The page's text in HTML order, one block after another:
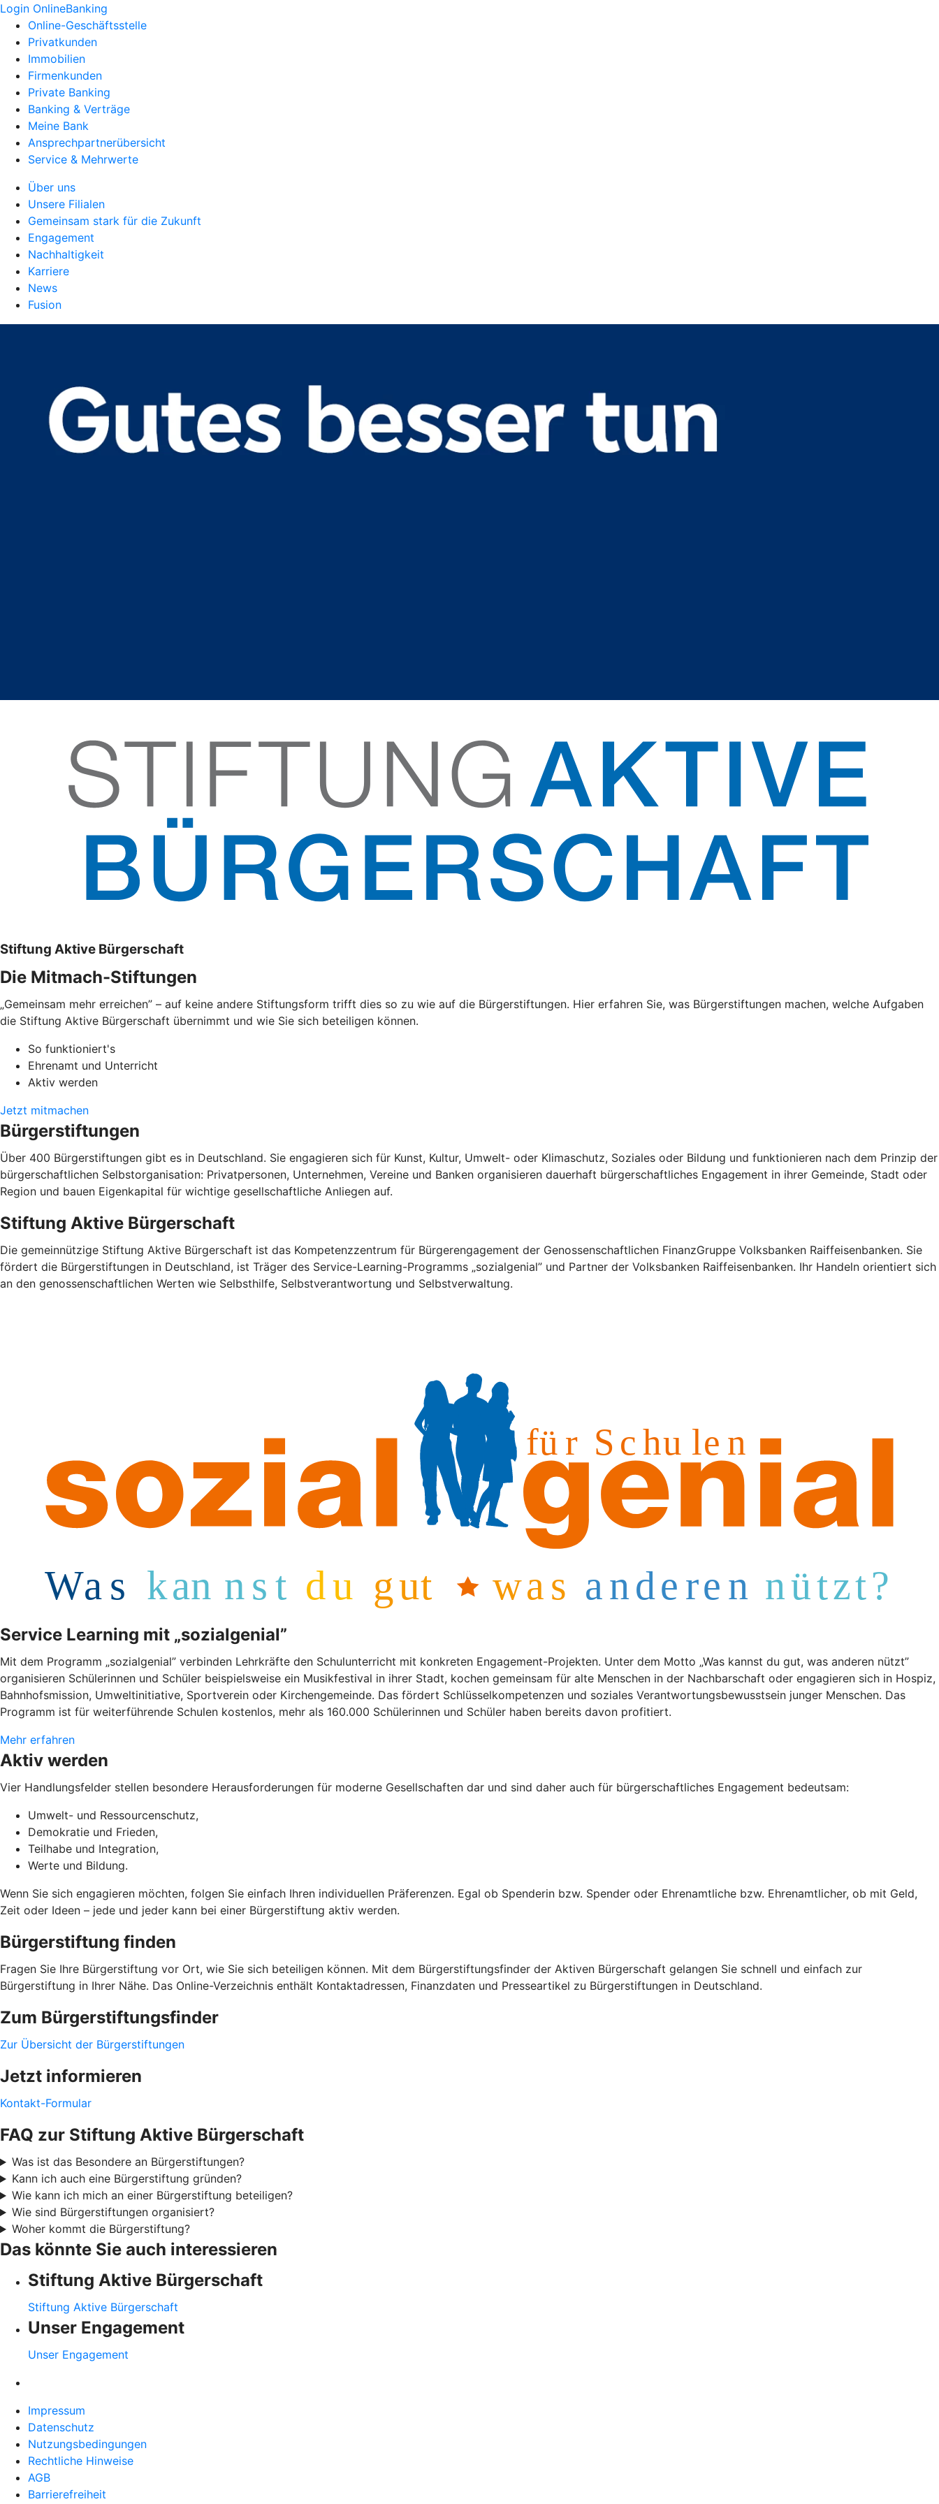
Login OnlineBanking
Online-Geschäftsstelle
Privatkunden
Immobilien
Firmenkunden
Private Banking
Banking & Verträge
Meine Bank
Ansprechpartnerübersicht
Service & Mehrwerte
Über uns
Unsere Filialen
Gemeinsam stark für die Zukunft
Engagement
Nachhaltigkeit
Karriere
News
Fusion
Stiftung Aktive Bürgerschaft
Die Mitmach-Stiftungen
„Gemeinsam mehr erreichen” – auf keine andere Stiftungsform trifft dies so zu wie auf die Bürgerstiftungen. Hier erfahren Sie, was Bürgerstiftungen machen, welche Aufgaben
die Stiftung Aktive Bürgerschaft übernimmt und wie Sie sich beteiligen können.
So funktioniert's
Ehrenamt und Unterricht
Aktiv werden
Jetzt mitmachen
Bürgerstiftungen
Über 400 Bürgerstiftungen gibt es in Deutschland. Sie engagieren sich für Kunst, Kultur, Umwelt- oder Klimaschutz, Soziales oder Bildung und funktionieren nach dem Prinzip der
bürgerschaftlichen Selbstorganisation: Privatpersonen, Unternehmen, Vereine und Banken organisieren dauerhaft bürgerschaftliches Engagement in ihrer Gemeinde, Stadt oder
Region und bauen Eigenkapital für wichtige gesellschaftliche Anliegen auf.
Stiftung Aktive Bürgerschaft
Die gemeinnützige Stiftung Aktive Bürgerschaft ist das Kompetenzzentrum für Bürgerengagement der Genossenschaftlichen FinanzGruppe Volksbanken Raiffeisenbanken. Sie
fördert die Bürgerstiftungen in Deutschland, ist Träger des Service-Learning-Programms „sozialgenial” und Partner der Volksbanken Raiffeisenbanken. Ihr Handeln orientiert sich
an den genossenschaftlichen Werten wie Selbsthilfe, Selbstverantwortung und Selbstverwaltung.
Service Learning mit „sozialgenial”
Mit dem Programm „sozialgenial” verbinden Lehrkräfte den Schulunterricht mit konkreten Engagement-Projekten. Unter dem Motto „Was kannst du gut, was anderen nützt”
organisieren Schülerinnen und Schüler beispielsweise ein Musikfestival in ihrer Stadt, kochen gemeinsam für alte Menschen in der Nachbarschaft oder engagieren sich in Hospiz,
Bahnhofsmission, Umweltinitiative, Sportverein oder Kirchengemeinde. Das fördert Schlüsselkompetenzen und soziales Verantwortungsbewusstsein junger Menschen. Das
Programm ist für weiterführende Schulen kostenlos, mehr als 160.000 Schülerinnen und Schüler haben bereits davon profitiert.
Mehr erfahren
Aktiv werden
Vier Handlungsfelder stellen besondere Herausforderungen für moderne Gesellschaften dar und sind daher auch für bürgerschaftliches Engagement bedeutsam:
Umwelt- und Ressourcenschutz,
Demokratie und Frieden,
Teilhabe und Integration,
Werte und Bildung.
Wenn Sie sich engagieren möchten, folgen Sie einfach Ihren individuellen Präferenzen. Egal ob Spenderin bzw. Spender oder Ehrenamtliche bzw. Ehrenamtlicher, ob mit Geld,
Zeit oder Ideen – jede und jeder kann bei einer Bürgerstiftung aktiv werden.
Bürgerstiftung finden
Fragen Sie Ihre Bürgerstiftung vor Ort, wie Sie sich beteiligen können. Mit dem Bürgerstiftungsfinder der Aktiven Bürgerschaft gelangen Sie schnell und einfach zur
Bürgerstiftung in Ihrer Nähe. Das Online-Verzeichnis enthält Kontaktadressen, Finanzdaten und Presseartikel zu Bürgerstiftungen in Deutschland.
Zum Bürgerstiftungsfinder
Zur Übersicht der Bürgerstiftungen
Jetzt informieren
Kontakt-Formular
FAQ zur Stiftung Aktive Bürgerschaft
Was ist das Besondere an Bürgerstiftungen?
Kann ich auch eine Bürgerstiftung gründen?
Wie kann ich mich an einer Bürgerstiftung beteiligen?
Wie sind Bürgerstiftungen organisiert?
Woher kommt die Bürgerstiftung?
Das könnte Sie auch interessieren
Stiftung Aktive Bürgerschaft
Stiftung Aktive Bürgerschaft
Unser Engagement
Unser Engagement
Impressum
Datenschutz
Nutzungsbedingungen
Rechtliche Hinweise
AGB
Barrierefreiheit